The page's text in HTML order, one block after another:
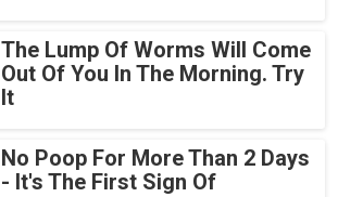
The Lump Of Worms Will Come
Out Of You In The Morning. Try
It
No Poop For More Than 2 Days
- It's The First Sign Of